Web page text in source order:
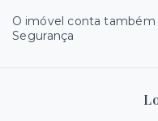
O imóvel conta também
Segurança